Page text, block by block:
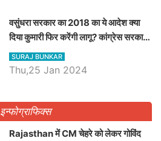
वसुंधरा सरकार का 2018 का ये आदेश क्या
दिया कुमारी फिर करेंगी लागू? कांग्रेस सरकार
ने किया था निरस्त
SURAJ BUNKAR
Thu,25 Jan 2024
इन्फोग्राफिक्स
Rajasthan में CM चेहरे को लेकर गोविंद